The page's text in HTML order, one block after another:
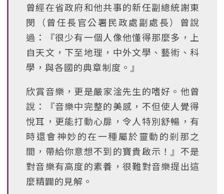
曾經在省政府和他共事的新任副總統謝東
閔（曾任長官公署民政處副處長）曾說
過：『很少有一個人像他懂得那麼多，上
自天文，下至地理，中外文學、藝術、科
學，與各國的典章制度。』
欣賞音樂，更是嚴家淦先生的嗜好。他曾
說：『音樂中完整的美感，不但使人覺得
悅耳，更能打動心扉，令人特別舒暢，有
時還會神妙的在一種屬於靈動的剎那之
間，帶給你意想不到的寶貴啟示！』不是
對音樂有高度的素養，很難對音樂提出這
麼精闢的見解。